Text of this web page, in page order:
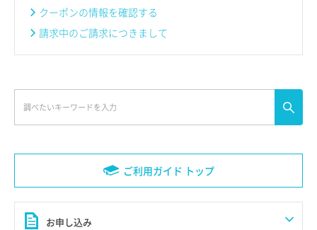
ご利用ガイド トップ
お申し込み
クーポンの情報を確認する
請求中のご請求につきまして